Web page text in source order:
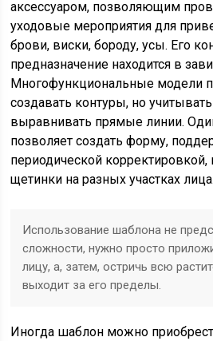
аксессуаром, позволяющим
уходовые мероприятия для
брови, виски, бороду, усы. Его
предназначение находится в
Многофункциональные модели
создавать контуры, но
выравнивать прямые линии.
позволяет создать форму,
периодической корректировкой,
щетинки на разных участках лица.
Использование шаблона не
сложности, нужно просто
лицу, а, затем, остричь всю
выходит за его пределы.
Иногда шаблон можно